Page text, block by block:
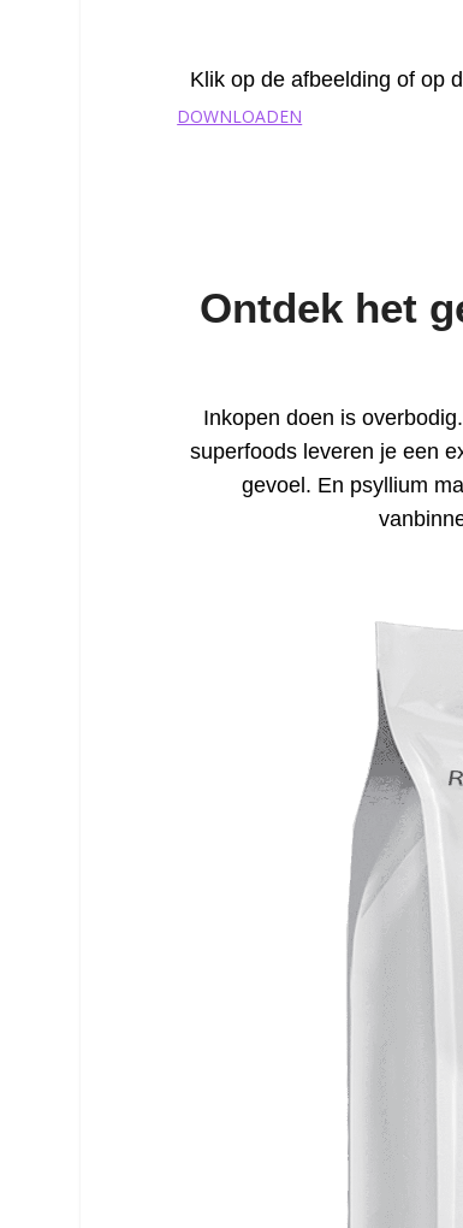
Klik op de afbeelding of op
DOWNLOADEN
Ontdek het
Inkopen doen is
superfoods leveren je een
gevoel. En psyllium